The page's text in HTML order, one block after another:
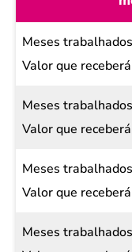
Meses
trabalhados
Valor
que
receberá
em 2024